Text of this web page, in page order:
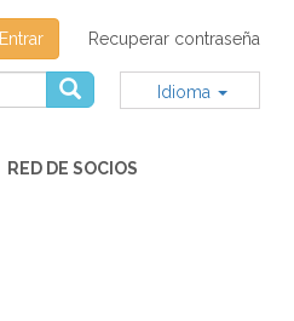
Entrar Recuperar contraseña
Idioma
RED DE SOCIOS